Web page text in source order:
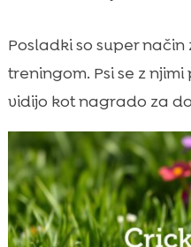
Posladki so super
treningom. Psi se z
vidijo kot nagrado za